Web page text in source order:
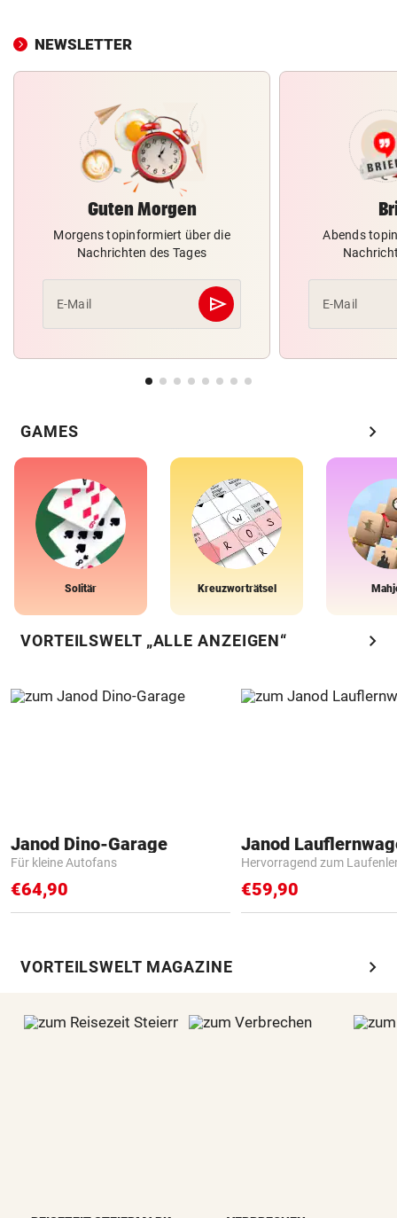
NEWSLETTER
Guten Morgen
Morgens topinformiert über die
Nachrichten des Tages
E-Mail send
Abschicken
Abends
E-Mail
GAMES chevron_right
Solitär Kreuzworträtsel
VORTEILSWELT „ALLE ANZEIGEN“ chevron_right
Janod Dino-Garage
Für kleine Autofans
€64,90
Janod
Hervorragend zum
€59,90
VORTEILSWELT MAGAZINE chevron_right